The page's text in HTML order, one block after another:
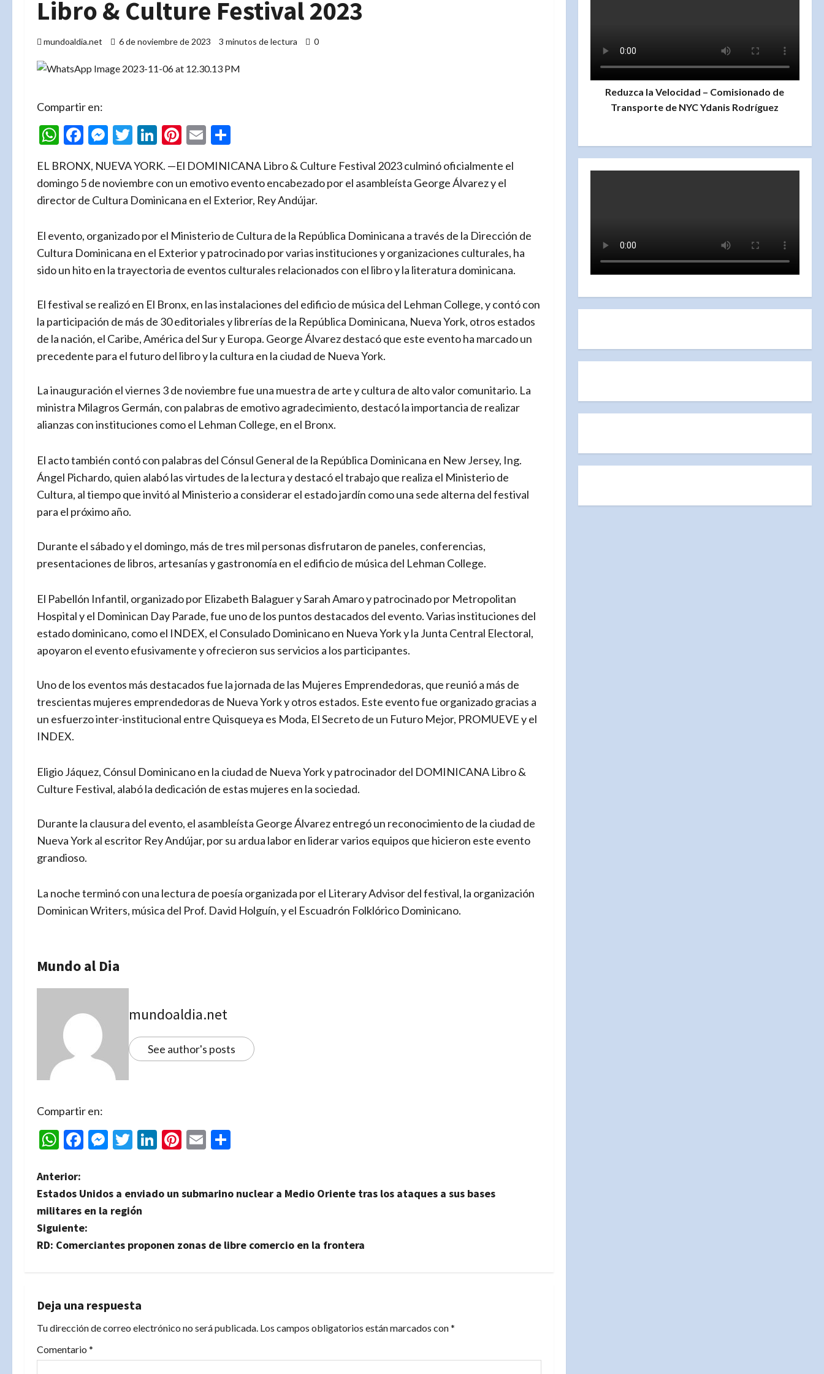
Libro & Culture Festival 2023
mundoaldia.net 6 de noviembre de 2023 3 minutos de lectura 0
Compartir en:
WhatsApp
Facebook
Messenger
Twitter
LinkedIn
Pinterest
Email
EL BRONX, NUEVA YORK. —El DOMINICANA Libro & Culture Festival 2023 culminó oficialmente el
domingo 5 de noviembre con un emotivo evento encabezado por el asambleísta George Álvarez y el
director de Cultura Dominicana en el Exterior, Rey Andújar.
El evento, organizado por el Ministerio de Cultura de la República Dominicana a través de la Dirección de
Cultura Dominicana en el Exterior y patrocinado por varias instituciones y organizaciones culturales, ha
sido un hito en la trayectoria de eventos culturales relacionados con el libro y la literatura dominicana.
El festival se realizó en El Bronx, en las instalaciones del edificio de música del Lehman College, y contó con
la participación de más de 30 editoriales y librerías de la República Dominicana, Nueva York, otros estados
de la nación, el Caribe, América del Sur y Europa. George Álvarez destacó que este evento ha marcado un
precedente para el futuro del libro y la cultura en la ciudad de Nueva York.
La inauguración el viernes 3 de noviembre fue una muestra de arte y cultura de alto valor comunitario. La
ministra Milagros Germán, con palabras de emotivo agradecimiento, destacó la importancia de realizar
alianzas con instituciones como el Lehman College, en el Bronx.
El acto también contó con palabras del Cónsul General de la República Dominicana en New Jersey, Ing.
Ángel Pichardo, quien alabó las virtudes de la lectura y destacó el trabajo que realiza el Ministerio de
Cultura, al tiempo que invitó al Ministerio a considerar el estado jardín como una sede alterna del festival
para el próximo año.
Durante el sábado y el domingo, más de tres mil personas disfrutaron de paneles, conferencias,
presentaciones de libros, artesanías y gastronomía en el edificio de música del Lehman College.
El Pabellón Infantil, organizado por Elizabeth Balaguer y Sarah Amaro y patrocinado por Metropolitan
Hospital y el Dominican Day Parade, fue uno de los puntos destacados del evento. Varias instituciones del
estado dominicano, como el INDEX, el Consulado Dominicano en Nueva York y la Junta Central Electoral,
apoyaron el evento efusivamente y ofrecieron sus servicios a los participantes.
Uno de los eventos más destacados fue la jornada de las Mujeres Emprendedoras, que reunió a más de
trescientas mujeres emprendedoras de Nueva York y otros estados. Este evento fue organizado gracias a
un esfuerzo inter-institucional entre Quisqueya es Moda, El Secreto de un Futuro Mejor, PROMUEVE y el
INDEX.
Eligio Jáquez, Cónsul Dominicano en la ciudad de Nueva York y patrocinador del DOMINICANA Libro &
Culture Festival, alabó la dedicación de estas mujeres en la sociedad.
Durante la clausura del evento, el asambleísta George Álvarez entregó un reconocimiento de la ciudad de
Nueva York al escritor Rey Andújar, por su ardua labor en liderar varios equipos que hicieron este evento
grandioso.
La noche terminó con una lectura de poesía organizada por el Literary Advisor del festival, la organización
Dominican Writers, música del Prof. David Holguín, y el Escuadrón Folklórico Dominicano.
Mundo al Dia
mundoaldia.net
See author's posts
Compartir en:
WhatsApp
Facebook
Messenger
Twitter
LinkedIn
Pinterest
Email
N
a
v
a
c
i
Anterior:
Estados Unidos a enviado un submarino nuclear a Medio Oriente tras los ataques a sus bases
militares en la región
Siguiente:
RD: Comerciantes proponen zonas de libre comercio en la frontera
Deja una respuesta
Tu dirección de correo electrónico no será publicada. Los campos obligatorios están marcados con*
Comentario *
Reduzca la Velocidad – Comisionado de
Transporte de NYC Ydanis Rodríguez